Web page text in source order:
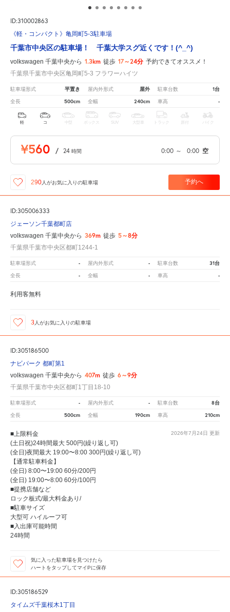
ID:310002863
《軽・コンパクト》亀岡町5-3駐車場
千葉市中央区の駐車場！ 千葉大学スグ近くです！(^_^)
volkswagen 千葉中央から 1.3km 徒歩 17～24分 予約できてオススメ！
千葉県千葉市中央区亀岡町5-3 フラワーハイツ
駐車場形式 平置き 屋内外形式 屋外 駐車台数 1台
全長 500cm 全幅 240cm 車高 -
軽 コ 中型 ボックス SUV 大型車 トラック 原付 バイク
¥560 / 24 時間 0:00 ～ 0:00 空
290 人がお気に入りの駐車場 予約へ
ID:305006333
ジェーソン千葉都町店
volkswagen 千葉中央から 369m 徒歩 5～8分
千葉県千葉市中央区都町1244-1
駐車場形式 - 屋内外形式 - 駐車台数 31台
全長 - 全幅 - 車高 -
利用客無料
3 人がお気に入りの駐車場
ID:305186500
ナビパーク 都町第1
volkswagen 千葉中央から 407m 徒歩 6～9分
千葉県千葉市中央区都町1丁目18-10
駐車場形式 - 屋内外形式 - 駐車台数 8台
全長 500cm 全幅 190cm 車高 210cm
2026年7月24日 更新
■上限料金
(土日祝)24時間最大 500円(繰り返し可)
(全日)夜間最大 19:00〜8:00 300円(繰り返し可)
【通常駐車料金】
(全日) 8:00〜19:00 60分/200円
(全日) 19:00〜8:00 60分/100円
■提携店舗など
ロック板式/最大料金あり/
■駐車サイズ
大型可 ハイルーフ可
■入出庫可能時間
24時間
気に入った駐車場を見つけたら
ハートをタップしてマイPに保存
ID:305186529
タイムズ千葉桜木1丁目